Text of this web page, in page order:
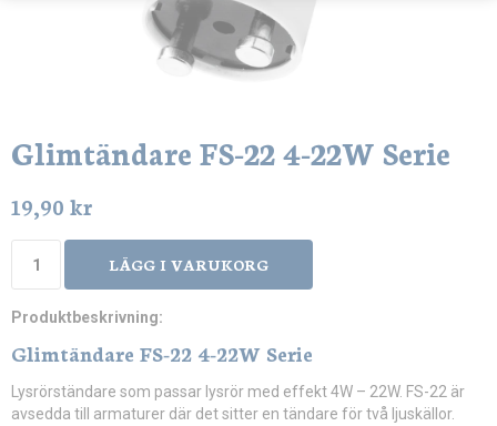
Glimtändare FS-22 4-22W Serie
19,90 kr
LÄGG I VARUKORG
Produktbeskrivning:
Glimtändare FS-22 4-22W Serie
Lysrörständare som passar lysrör med effekt 4W – 22W. FS-22 är
avsedda till armaturer där det sitter en tändare för två ljuskällor.